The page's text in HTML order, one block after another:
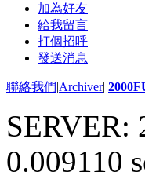
加為好友
給我留言
打個招呼
發送消息
聯絡我們|Archiver|
0.009110